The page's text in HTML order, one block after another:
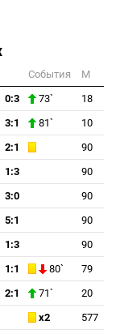
События
М
0:3 73`
18
3:1 81`
10
2:1
90
1:3
90
3:0
90
5:1
90
1:3
90
1:1 80`
79
2:1 71`
20
x2 577